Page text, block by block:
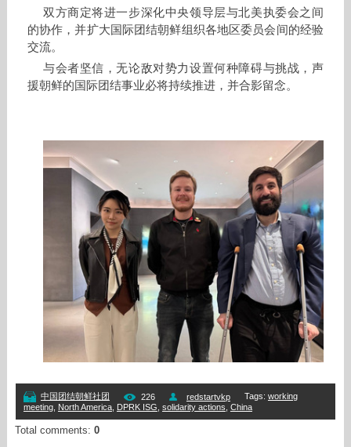
双方商定将进一步深化中央领导层与北美执委会之间
的协作，并扩大国际团结朝鲜组织各地区委员会间的经验
交流。
与会者坚信，无论敌对势力设置何种障碍与挑战，声
援朝鲜的国际团结事业必将持续推进，并合影留念。
中国团结朝鲜社团 226 redstartvkp Tags: working
meeting, North America, DPRK ISG solidarity actions China
Total comments: 0